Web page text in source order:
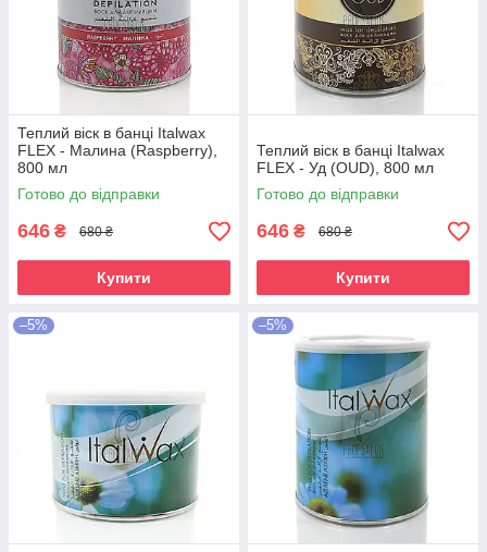
Теплий віск в банці Italwax
FLEX - Малина (Raspberry),
800 мл
Готово до відправки
646 ₴ 680 ₴
Купити
Теплий віск в банці Italwax
FLEX - Уд (OUD), 800 мл
Готово до відправки
646 ₴ 680 ₴
Купити
–5% –5%